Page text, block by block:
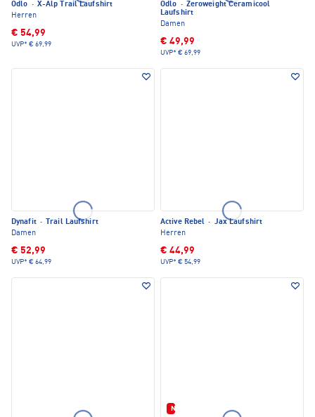
Odlo · X-Alp Trail Laufshirt
Herren
€ 54,99
UVP* € 69,99
Odlo · Zeroweight Ceramicool
Laufshirt
Damen
€ 49,99
UVP* € 69,99
Dynafit ·
Trail Laufshirt
Damen
€ 52,99
UVP* € 64,99
Active Rebel · Jax Laufshirt
Herren
€ 44,99
UVP* € 54,99
Neu